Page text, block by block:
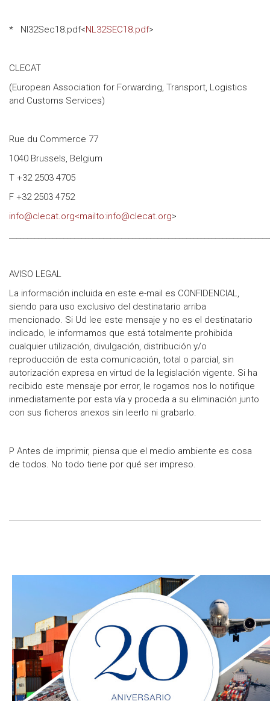
* Nl32Sec18.pdf<NL32SEC18.pdf>
CLECAT
(European Association for Forwarding, Transport, Logistics
and Customs Services)
Rue du Commerce 77
1040 Brussels, Belgium
T +32 2503 4705
F +32 2503 4752
info@clecat.org<mailto:info@clecat.org>
AVISO LEGAL
La información incluida en este e-mail es CONFIDENCIAL,
siendo para uso exclusivo del destinatario arriba
mencionado. Si Ud lee este mensaje y no es el destinatario
indicado, le informamos que está totalmente prohibida
cualquier utilización, divulgación, distribución y/o
reproducción de esta comunicación, total o parcial, sin
autorización expresa en virtud de la legislación vigente. Si ha
recibido este mensaje por error, le rogamos nos lo notifique
inmediatamente por esta vía y proceda a su eliminación junto
con sus ficheros anexos sin leerlo ni grabarlo.
P Antes de imprimir, piensa que el medio ambiente es cosa
de todos. No todo tiene por qué ser impreso.